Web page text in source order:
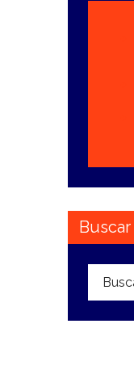
Buscar
Buscar: